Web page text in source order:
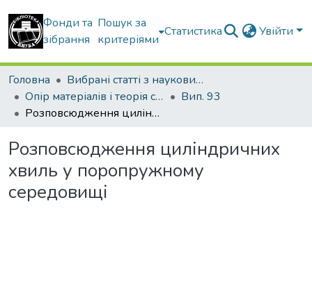
Фонди та
зібрання
Пошук за
критеріями
Статистика Увійти
Головна
Вибрані статті з наукових збірників КНУБА
Опір матеріалів і теорія споруд
Вип. 93
Розповсюдження циліндричних хвиль у поропружному середовищі
Розповсюдження циліндричних
хвиль у поропружному
середовищі